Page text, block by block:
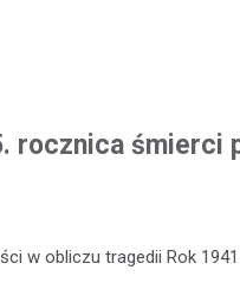
rocznica śmierci
w obliczu tragedii Rok